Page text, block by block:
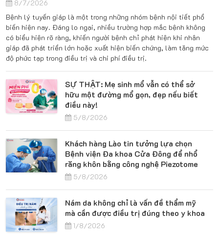
8/7/2026
Bệnh lý tuyến giáp là một trong những nhóm bệnh nội tiết phổ
biến hiện nay. Đáng lo ngại, nhiều trường hợp mắc bệnh không
có biểu hiện rõ ràng, khiến người bệnh chỉ phát hiện khi nhân
giáp đã phát triển lớn hoặc xuất hiện biến chứng, làm tăng mức
độ phức tạp trong điều trị và chi phí điều trị.
SỰ THẬT: Mẹ sinh mổ vẫn có thể sở
hữu một đường mổ gọn, đẹp nếu biết
điều này!
5/8/2026
Khách hàng Lào tin tưởng lựa chọn
Bệnh viện Đa khoa Cửa Đông để nhổ
răng khôn bằng công nghệ Piezotome
5/8/2026
Nám da không chỉ là vấn đề thẩm mỹ
mà cần được điều trị đúng theo y khoa
1/8/2026